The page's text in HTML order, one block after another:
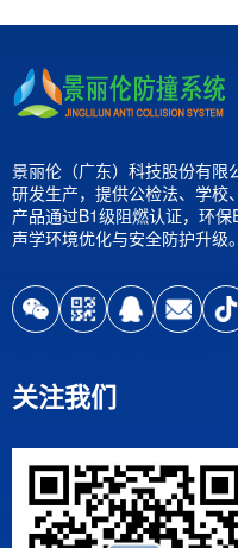
景丽伦（广东）科技股份有限
研发生产，提供公检法、学校
产品通过B1级阻燃认证，环
声学环境优化与安全防护升级。
关注我们